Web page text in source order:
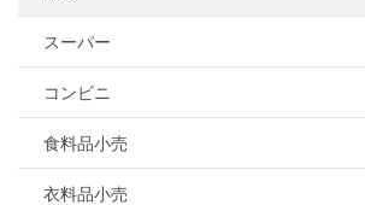
スーパー
コンビニ
食料品小売
衣料品小売